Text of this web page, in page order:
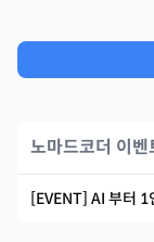
노마드코더 이벤
[EVENT] AI 부터 1